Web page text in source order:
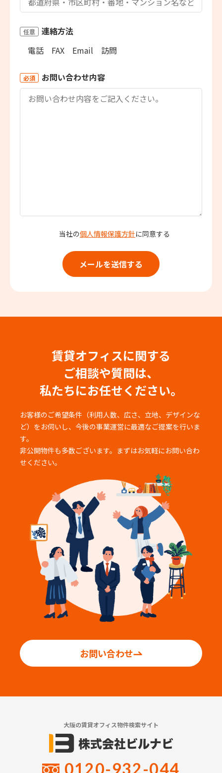
任意
連絡方法
電話
FAX Email 訪問
必須 お問い合わせ内容
当社の個人情報保護方針に同意する
賃貸オフィスに関する
ご相談や質問は、
私たちにお任せください。
お客様のご希望条件（利用人数、広さ、立地、デザインな
ど）をお伺いし、 今後の事業運営に最適なご提案を行いま
す。
非公開物件も多数ございます。まずはお気軽にお問い合わ
せください。
お問い合わせ
大阪の賃貸オフィス物件検索サイト
0120-932-044